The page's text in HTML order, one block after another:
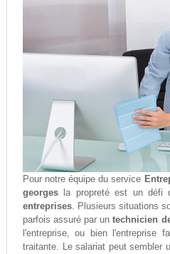
Pour notre équipe du service
georgesla propreté est un défi
entreprises. Plusieurs situations
parfois assuré par untechnicien
l'entreprise, ou bien l'entreprise
traitante. Le salariat peut sembler